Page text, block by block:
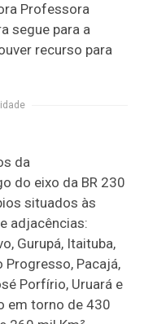
Professora
segue para a
recurso para
da
do eixo da BR 230
situados às
adjacências:
Gurupá, Itaituba,
Progresso, Pacajá,
Porfírio, Uruará e
em torno de 430